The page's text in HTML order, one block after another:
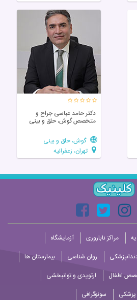
دکتر حامد عباسی جراح و
متخصص گوش، حلق و بینی
گوش، حلق و بینی
تهران، زعفرانیه
مراکز ناباروری
آزمایشگاه
روان شناسی
بیمارستان ها
اطفال
ارتوپدی و توانبخشی
سونوگرافی